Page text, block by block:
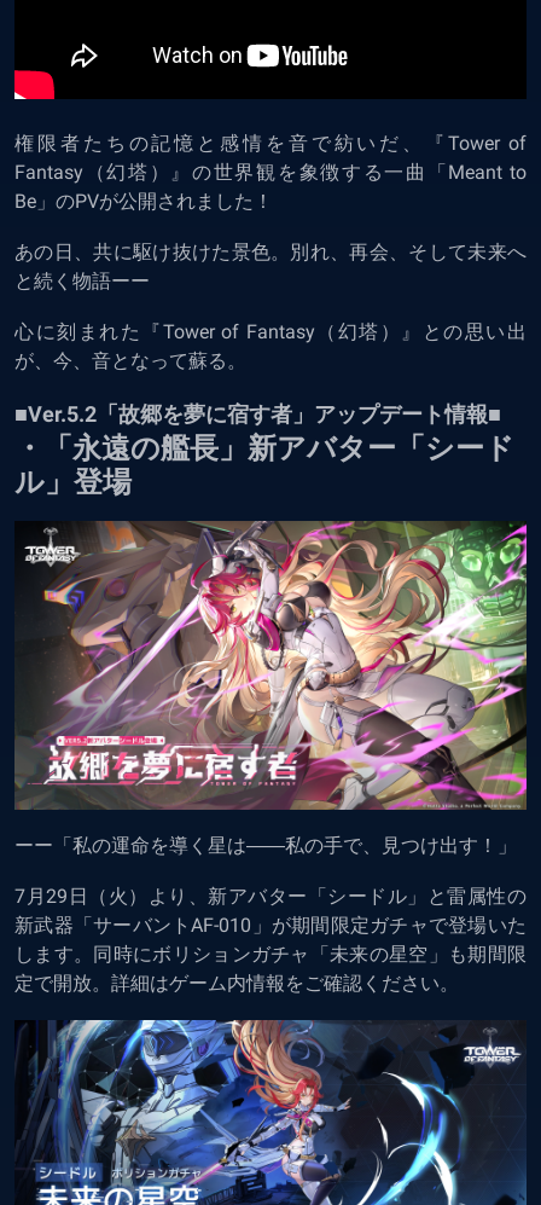
権限者たちの記憶と感情を音で紡いだ、『Tower of
Fantasy（幻塔）』の世界観を象徴する一曲「Meant to
Be」のPVが公開されました！
あの日、共に駆け抜けた景色。別れ、再会、そして未来へ
と続く物語ーー
心に刻まれた『Tower of Fantasy（幻塔）』との思い出
が、今、音となって蘇る。
■Ver.5.2「故郷を夢に宿す者」アップデート情報■
・「永遠の艦長」新アバター「シード
ル」登場
ーー「私の運命を導く星は――私の手で、見つけ出す！」
7月29日（火）より、新アバター「シードル」と雷属性の
新武器「サーバントAF-010」が期間限定ガチャで登場いた
します。同時にボリションガチャ「未来の星空」も期間限
定で開放。詳細はゲーム内情報をご確認ください。